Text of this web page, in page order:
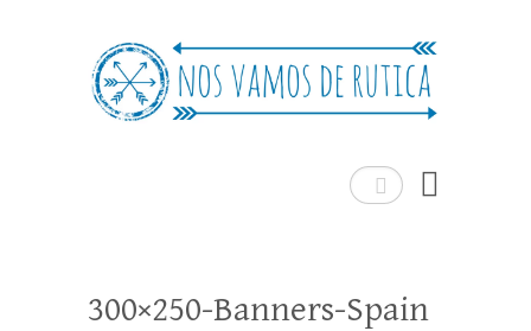
Buscar
Nos Vamos de Rutica
300×250-Banners-Spain